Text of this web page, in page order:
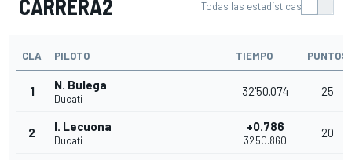
CARRERA2 Todas las estadísticas
CLA PILOTO TIEMPO PUNTOS
1 N. Bulega
Ducati
32'50.074 25
2 I. Lecuona
Ducati
+0.786
32'50.860
20